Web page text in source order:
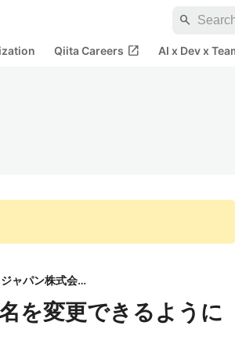
search
Qiita Careers open_in_new AI x Dev x
データブリックス・ジャパン株式会社
を変更できるように